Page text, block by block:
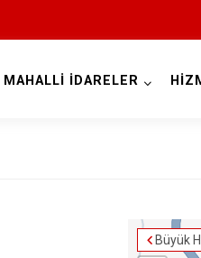
MAHALLİ İDARELER
Büyük